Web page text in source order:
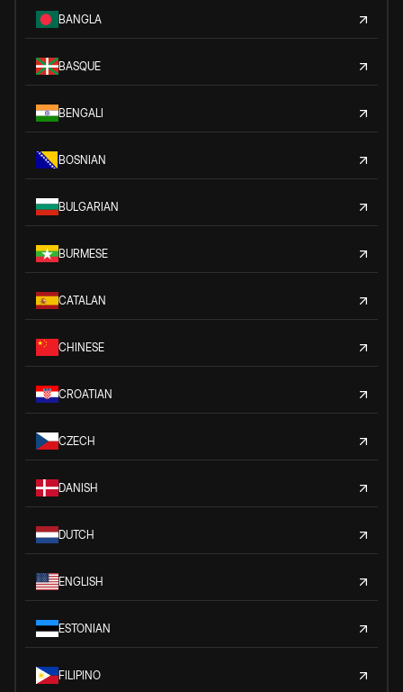
BANGLA
BASQUE
BENGALI
BOSNIAN
BULGARIAN
BURMESE
CATALAN
CHINESE
CROATIAN
CZECH
DANISH
DUTCH
ENGLISH
ESTONIAN
FILIPINO